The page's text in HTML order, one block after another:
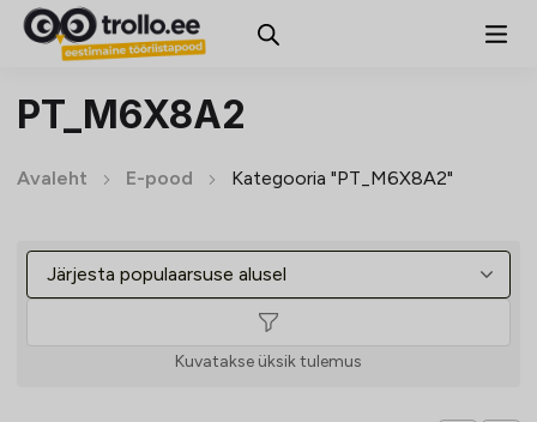
PT_M6X8A2
Avaleht E-pood Kategooria "PT_M6X8A2"
Kuvatakse üksik tulemus